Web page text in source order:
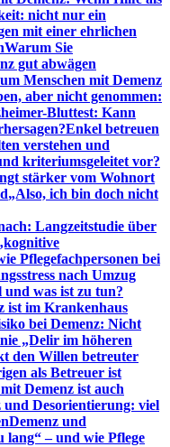
nicht nur ein
mit einer ehrlichen
Warum Sie
gut abwägen
Menschen mit Demenz
aber nicht genommen:
Bluttest: Kann
Enkel betreuen
verstehen und
kriteriumsgeleitet vor?
stärker vom Wohnort
„Also, ich bin doch nicht
Langzeitstudie über
Pflegefachpersonen bei
nach Umzug
was ist zu tun?
ist im Krankenhaus
bei Demenz: Nicht
„Delir im höheren
den Willen betreuter
als Betreuer ist
Demenz ist auch
und Desorientierung: viel
Demenz und
lang“ – und wie Pflege